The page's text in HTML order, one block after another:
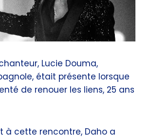
Lucie Douma,
était présente lorsque
de renouer les liens, 25 ans
à cette rencontre, Daho a